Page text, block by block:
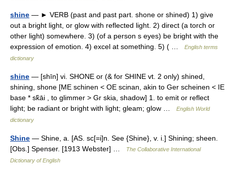
shine — ► VERB (past and past part. shone or shined) 1) give
out a bright light, or glow with reflected light. 2) direct (a torch or
other light) somewhere. 3) (of a person s eyes) be bright with the
expression of emotion. 4) excel at something. 5) ( …
English terms
dictionary
shine — [shīn] vi. SHONE or (& for SHINE vt. 2 only) shined,
shining, shone [ME schinen < OE scinan, akin to Ger scheinen < IE
base * sk̑āi , to glimmer > Gr skia, shadow] 1. to emit or reflect
light; be radiant or bright with light; gleam; glow …
English World
dictionary
Shine — Shine, a. [AS. sc[=i]n. See {Shine}, v. i.] Shining; sheen.
[Obs.] Spenser. [1913 Webster] …
The Collaborative International
Dictionary of English